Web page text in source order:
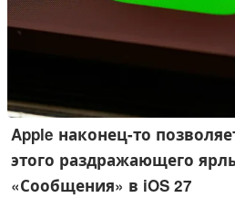
Apple наконец-то
этого раздражающего
«Сообщения» в iOS 27